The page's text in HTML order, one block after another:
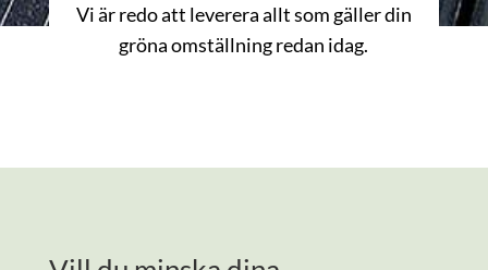
Vi är redo att leverera allt som gäller din
gröna omställning redan idag.